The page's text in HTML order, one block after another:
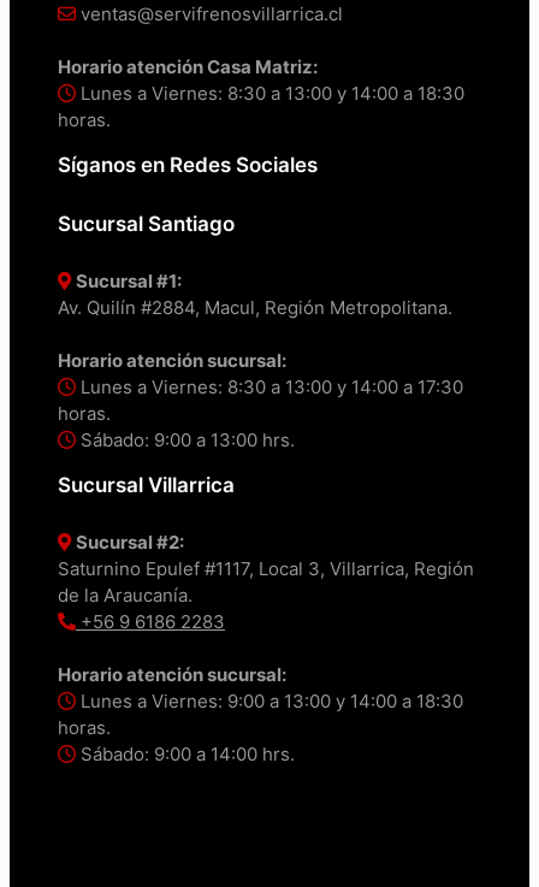
ventas@servifrenosvillarrica.cl
Horario atención Casa Matriz:
Lunes a Viernes: 8:30 a 13:00 y 14:00 a 18:30
horas.
Síganos en Redes Sociales
Sucursal Santiago
Sucursal #1:
Av. Quilín #2884, Macul, Región Metropolitana.
Horario atención sucursal:
Lunes a Viernes: 8:30 a 13:00 y 14:00 a 17:30
horas.
Sábado: 9:00 a 13:00 hrs.
Sucursal Villarrica
Sucursal #2:
Saturnino Epulef #1117, Local 3, Villarrica, Región
de la Araucanía.
+56 9 6186 2283
Horario atención sucursal:
Lunes a Viernes: 9:00 a 13:00 y 14:00 a 18:30
horas.
Sábado: 9:00 a 14:00 hrs.